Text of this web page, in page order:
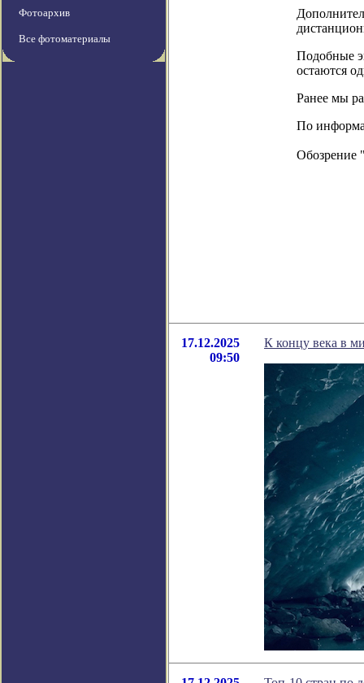
Фотоархив
Все фотоматериалы
Подобные
остаются
Ранее мы
По
Обозрение
17.12.2025
09:50
К концу века в